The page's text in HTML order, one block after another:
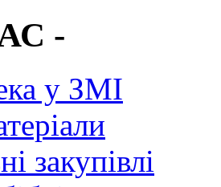
-
у ЗМІ
закупівлі